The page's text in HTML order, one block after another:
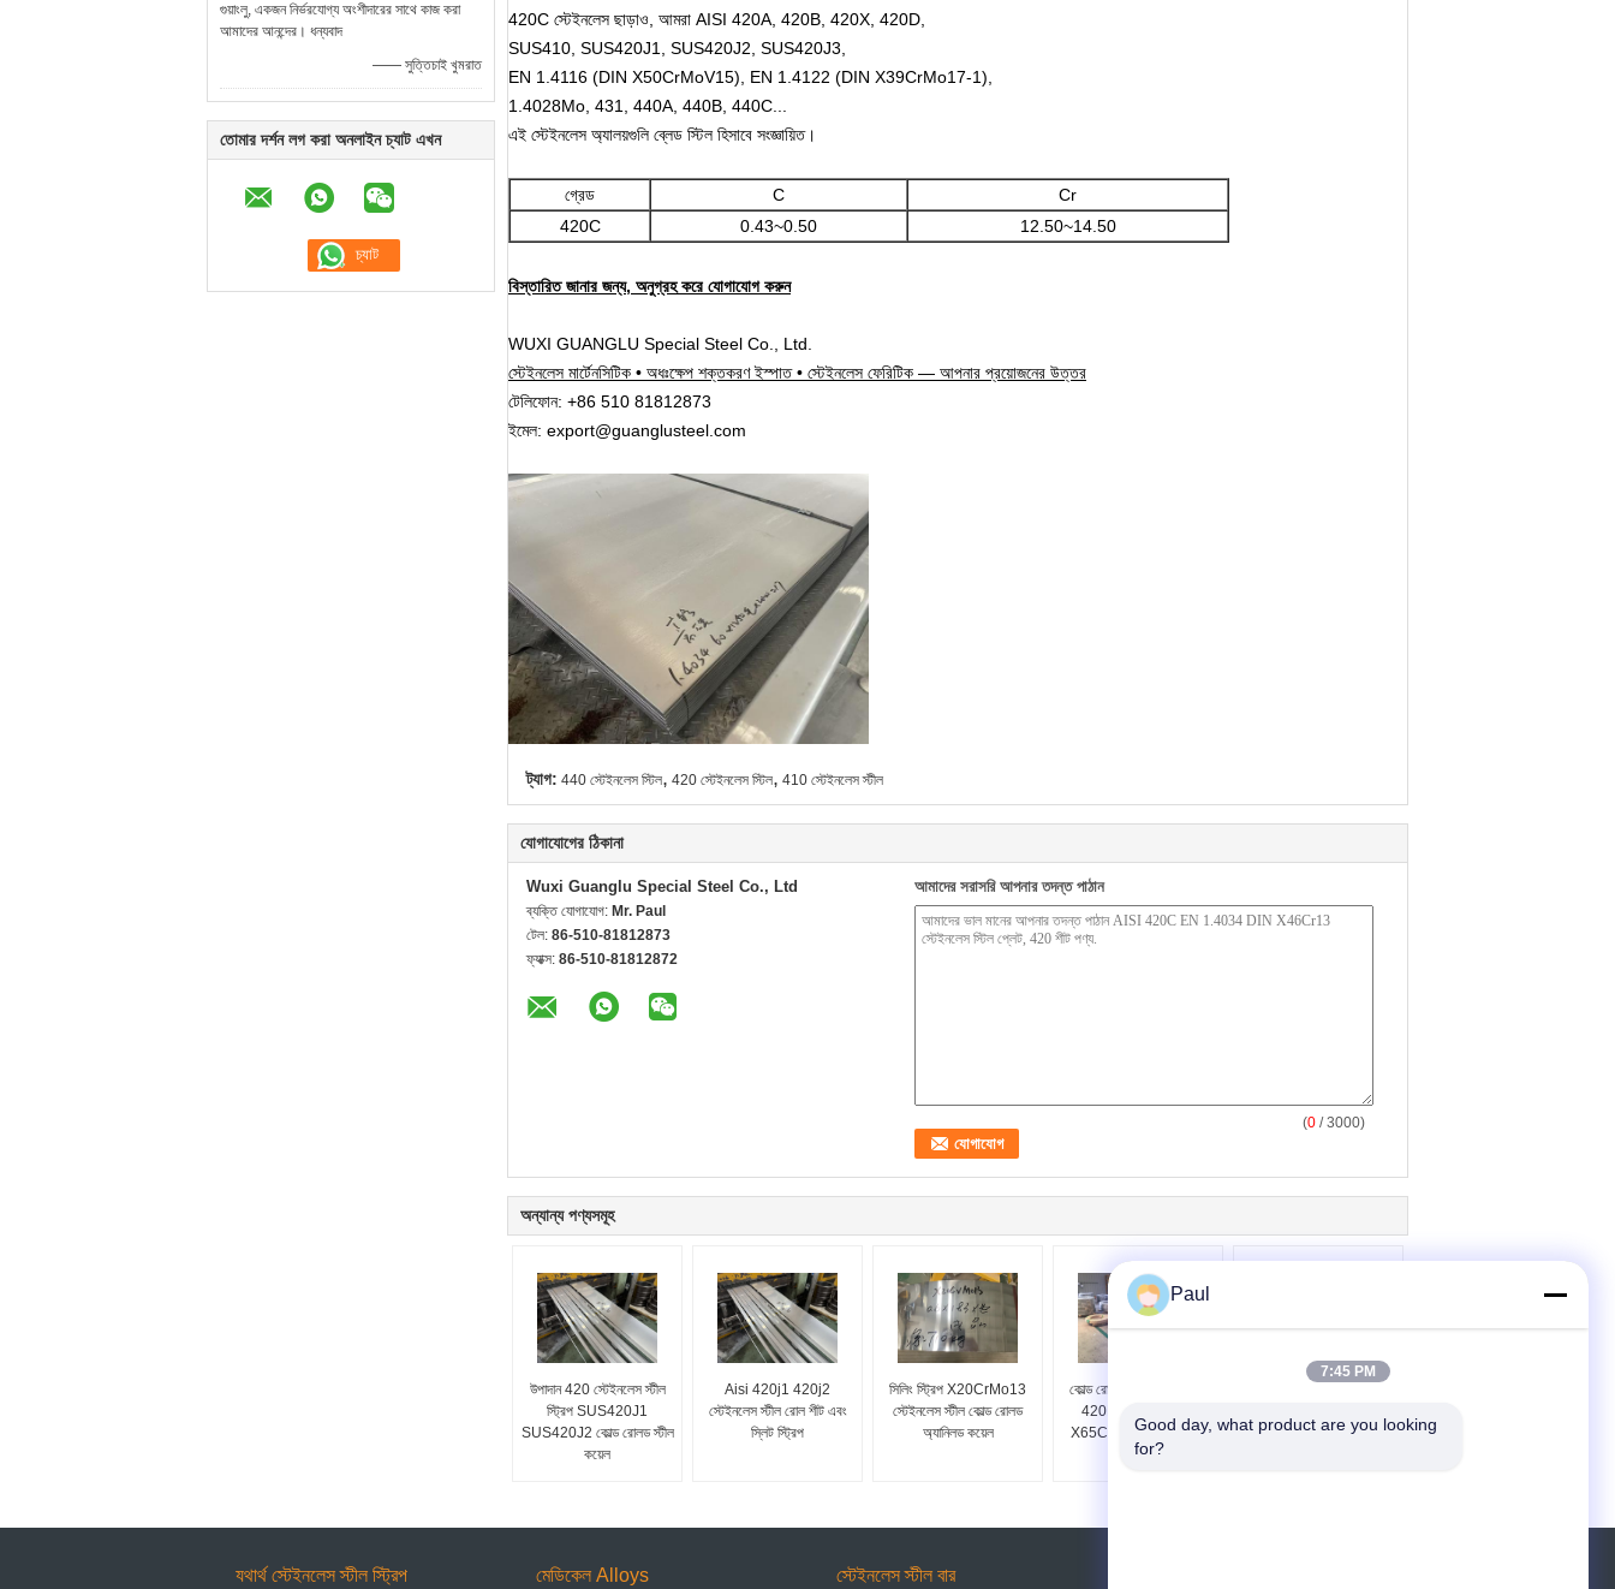
গুয়াংলু, একজন নির্ভরযোগ্য অংশীদারের সাথে কাজ করা
আমাদের আনন্দের। ধন্যবাদ
—— সুত্তিচাই খুমরাত
তোমার দর্শন লগ করা অনলাইন চ্যাট এখন
420C স্টেইনলেস ছাড়াও, আমরা AISI 420A, 420B, 420X, 420D,
SUS410, SUS420J1, SUS420J2, SUS420J3,
EN 1.4116 (DIN X50CrMoV15), EN 1.4122 (DIN X39CrMo17-1),
1.4028Mo, 431, 440A, 440B, 440C...
এই স্টেইনলেস অ্যালয়গুলি ব্লেড স্টিল হিসাবে সংজ্ঞায়িত।
গ্রেড C
Cr
420C
0.43~0.50 12.50~14.50
বিস্তারিত জানার জন্য, অনুগ্রহ করে যোগাযোগ করুন
WUXI GUANGLU Special Steel Co., Ltd.
স্টেইনলেস মার্টেনসিটিক • অধঃক্ষেপ শক্তকরণ ইস্পাত • স্টেইনলেস ফেরিটিক — আপনার প্রয়োজনের উত্তর
টেলিফোন: +86 510 81812873
ইমেল: export@guanglusteel.com
ট্যাগ: 440 স্টেইনলেস স্টিল, 420 স্টেইনলেস স্টিল, 410 স্টেইনলেস স্টীল
যোগাযোগের ঠিকানা
Wuxi Guanglu Special Steel Co., Ltd
ব্যক্তি যোগাযোগ: Mr. Paul
টেল: 86-510-81812873
ফ্যাক্স: 86-510-81812872
আমাদের সরাসরি আপনার তদন্ত পাঠান
(0 / 3000)
অন্যান্য পণ্যসমূহ
উপাদান 420 স্টেইনলেস স্টীল
স্ট্রিপ SUS420J1
SUS420J2 কোল্ড রোলড স্টীল
কয়েল
Aisi 420j1 420j2
স্টেইনলেস স্টীল রোল শীট এবং
স্লিট স্ট্রিপ
সিলিং স্ট্রিপ X20CrMo13
স্টেইনলেস স্টীল কোল্ড রোলড
অ্যানিলড কয়েল
কোল্ড রোলড স্ট্রিপ স্টিল AISI
420D 1.4037 DIN
X65Cr13 স্টেইনলেস স্টিল
কয়েল
স্টেইনলেস স্টীল শীট
যথার্থ স্টেইনলেস স্টীল স্ট্রিপ মেডিকেল Alloys স্টেইনলেস স্টীল বার
Paul
7:45 PM
Good day, what product are you looking
for?